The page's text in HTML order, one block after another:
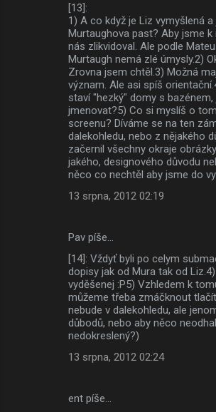
[13]:
1) A co když je Liz vymyšlená a
Murtaughova past? Aby jsme k
nás zlikvidoval. Ale podle
Murtaugh nemá zlé úmysly.2)
Zrovna jsem chtěl.3) Možná
význam. Ale asi spíš
staví "hezký" domy s bazénem,
jmenovat?5) Co si myslíš o
screenu? Díváme se na ten
dalekohledu, nebo z nějakého
začernil všechny okraje
jakého, designového důvodu
něco co nechtěl aby jsme do
13 srpna, 2012 02:19
Pav píše…
[14]: Vždyť byli po celym
dopisy jak od Mura tak od
vyděšenej :P5) Vzhledem k
můžeme třeba zmáčknout
nebude v dalekohledu, ale
důbodů, nebo aby něco
nedokreslený?)
13 srpna, 2012 02:24
ent píše…